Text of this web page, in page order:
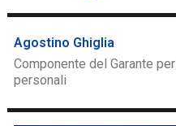
Agostino Ghiglia
Componente del Garante
personali